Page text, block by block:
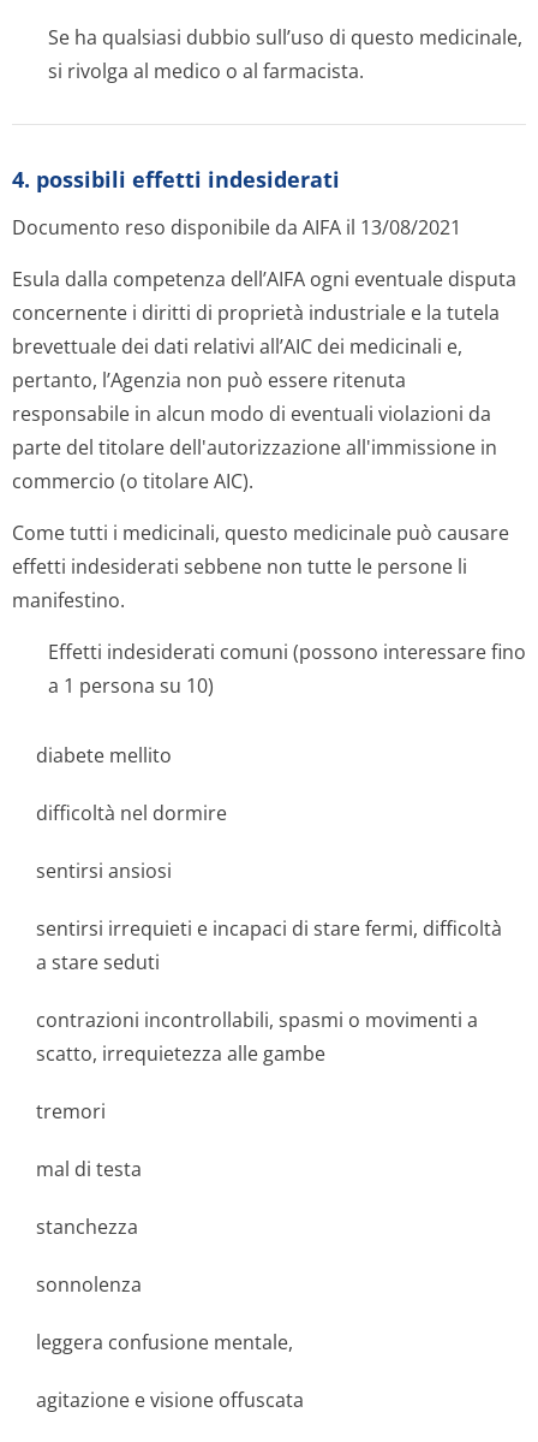
Se ha qualsiasi dubbio sull’uso di questo medicinale,
si rivolga al medico o al farmacista.
4. possibili effetti indesiderati
Documento reso disponibile da AIFA il 13/08/2021
Esula dalla competenza dell’AIFA ogni eventuale disputa
concernente i diritti di proprietà industriale e la tutela
brevettuale dei dati relativi all’AIC dei medicinali e,
pertanto, l’Agenzia non può essere ritenuta
responsabile in alcun modo di eventuali violazioni da
parte del titolare dell'autorizzazione all'immissione in
commercio (o titolare AIC).
Come tutti i medicinali, questo medicinale può causare
effetti indesiderati sebbene non tutte le persone li
manifestino.
Effetti indesiderati comuni (possono interessare fino
a 1 persona su 10)
diabete mellito
difficoltà nel dormire
sentirsi ansiosi
sentirsi irrequieti e incapaci di stare fermi, difficoltà
a stare seduti
contrazioni incontrollabili, spasmi o movimenti a
scatto, irrequietezza alle gambe
tremori
mal di testa
stanchezza
sonnolenza
leggera confusione mentale,
agitazione e visione offuscata